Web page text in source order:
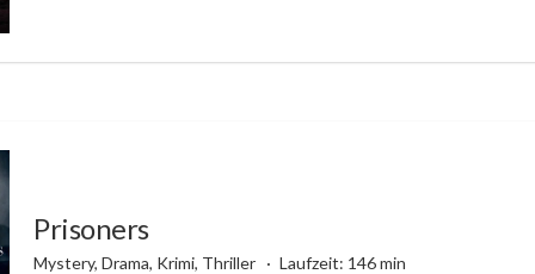
Prisoners
Mystery, Drama, Krimi, Thriller Laufzeit: 146 min